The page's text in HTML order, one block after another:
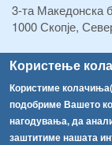
Користење
Користиме
подобриме Вашето
нагодувања, да
заштитиме нашата
3-та Македонска
1000 Скопје,
ТЕЛ:+389 2 2457
ТЕЛ:+389 2 2457
Факс:+389 2 2457
Факс:+389 2 2457
info@fva.gov.mk